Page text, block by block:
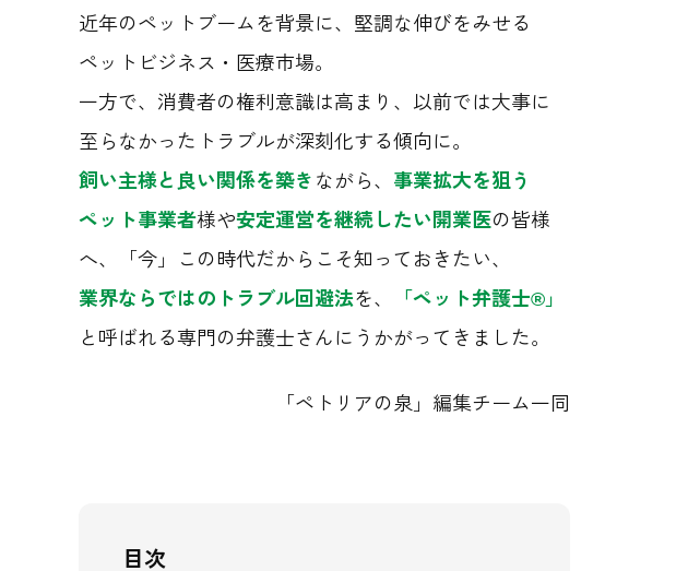
近年のペットブームを背景に、堅調な伸びをみせる
ペットビジネス・医療市場。
一方で、消費者の権利意識は高まり、以前では大事に
至らなかったトラブルが深刻化する傾向に。
飼い主様と良い関係を築きながら、 事業拡大を狙う
ペット事業者様や安定運営を継続したい開業医の皆様
へ、「今」この時代だからこそ知っておきたい、
業界ならではのトラブル回避法を、
「ペット弁護士®」
と呼ばれる専門の弁護士さんにうかがってきました。
「ペトリアの泉」編集チーム一同
目次